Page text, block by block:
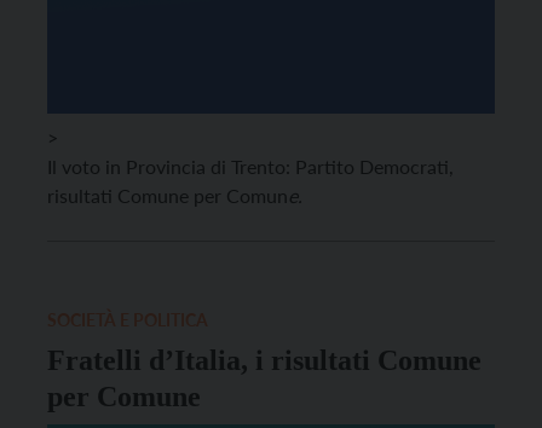
>
Il voto in Provincia di Trento: Partito Democrati,
risultati Comune per Comune.
Fratelli d’Italia, i risultati Comune
per Comune